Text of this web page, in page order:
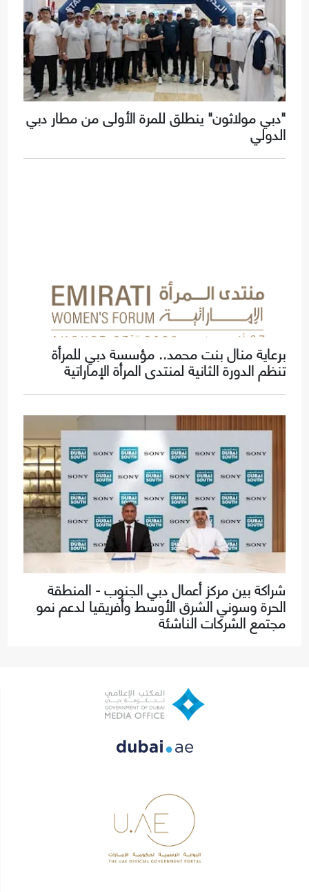
"دبي مولاثون" ينطلق للمرة الأولى من مطار دبي
الدولي
برعاية منال بنت محمد.. مؤسسة دبي للمرأة
تنظم الدورة الثانية لمنتدى المرأة الإماراتية
شراكة بين مركز أعمال دبي الجنوب - المنطقة
الحرة وسوني الشرق الأوسط وأفريقيا لدعم نمو
مجتمع الشركات الناشئة